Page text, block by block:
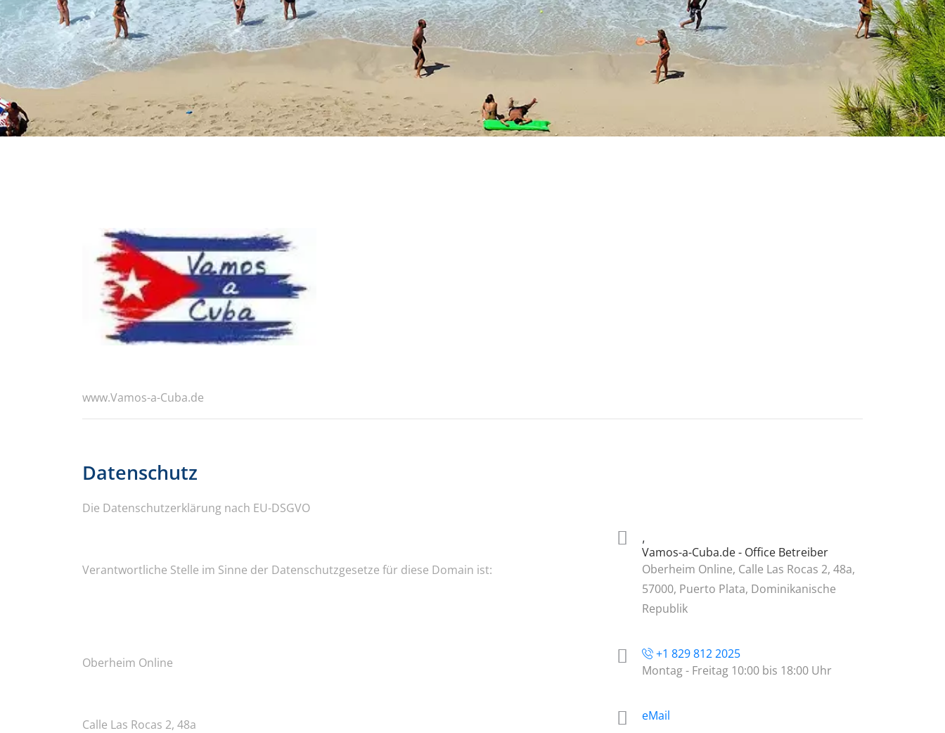
www.Vamos-a-Cuba.de
Datenschutz
Die Datenschutzerklärung nach EU-DSGVO
Verantwortliche Stelle im Sinne der Datenschutzgesetze für diese Domain ist:
Oberheim Online
Calle Las Rocas 2, 48a
,
Vamos-a-Cuba.de - Office Betreiber
Oberheim Online, Calle Las Rocas 2, 48a,
57000, Puerto Plata, Dominikanische
Republik
+1 829 812 2025
Montag - Freitag 10:00 bis 18:00 Uhr
eMail